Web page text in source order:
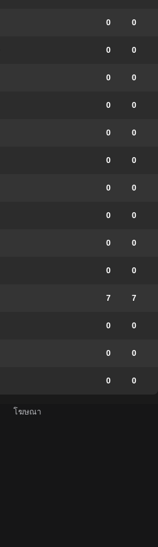
0 0
0 0
0 0
0 0
0 0
0 0
0 0
0 0
0 0
0 0
7 7
0 0
0 0
0 0